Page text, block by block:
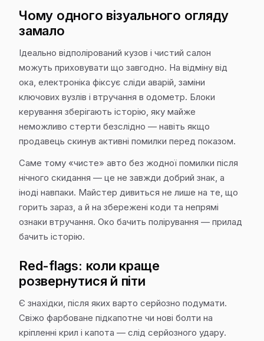
Чому одного візуального огляду
замало
Ідеально відполірований кузов і чистий салон
можуть приховувати що завгодно. На відміну від
ока, електроніка фіксує сліди аварій, заміни
ключових вузлів і втручання в одометр. Блоки
керування зберігають історію, яку майже
неможливо стерти безслідно — навіть якщо
продавець скинув активні помилки перед показом.
Саме тому «чисте» авто без жодної помилки після
нічного скидання — це не завжди добрий знак, а
іноді навпаки. Майстер дивиться не лише на те, що
горить зараз, а й на збережені коди та непрямі
ознаки втручання. Око бачить полірування — прилад
бачить історію.
Red-flags: коли краще
розвернутися й піти
Є знахідки, після яких варто серйозно подумати.
Свіжо фарбоване підкапотне чи нові болти на
кріпленні крил і капота — слід серйозного удару.